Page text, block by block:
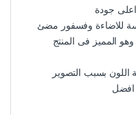
جودة
للاضاءة وفسفور مضئ
المميز فى المنتج
بسبب التصوير
افضل